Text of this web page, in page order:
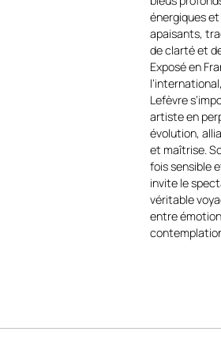
francais/
Les touches
et de blanc
composition
sensation de
de
papier toilé
une texture
grande
d’exécution
Cette
liberté,
l’énergie
énergiques
apaisants,
de clarté et
Exposé en
Lefèvre
artiste en
évolution,
et maîtrise.
fois sensible
invite le
véritable
entre